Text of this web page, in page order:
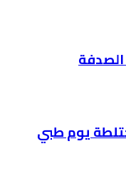
يوم طبي